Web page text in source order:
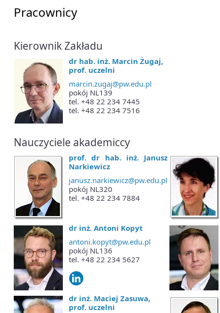
Pracownicy
Kierownik Zakładu
dr hab. inż. Marcin Żugaj,
prof. uczelni
marcin.zugaj@pw.edu.pl
pokój NL139
tel. +48 22 234 7445
tel. +48 22 234 7516
Nauczyciele akademiccy
prof. dr hab. inż. Janusz
Narkiewicz
janusz.narkiewicz@pw.edu.pl
pokój NL320
tel. +48 22 234 7884
dr inż. Antoni Kopyt
antoni.kopyt@pw.edu.pl
pokój NL136
tel. +48 22 234 5627
dr inż. Maciej Zasuwa,
prof. uczelni